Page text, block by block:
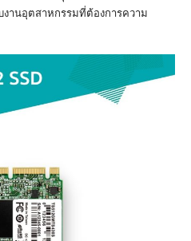
งานอุตสาหกรรมที่ต้องการความ